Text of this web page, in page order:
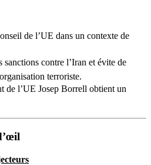
de l’UE dans un contexte de
contre l’Iran et évite de
terroriste.
de l’UE Josep Borrell obtient un